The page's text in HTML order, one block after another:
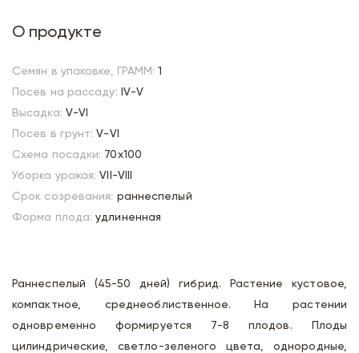
О продукте
Семян в упаковке, ГРАММ: 1
Посев на рассаду: IV-V
Высадка: V-VI
Посев в грунт: V-VI
Схема посадки: 70х100
Уборка урожая: VII-VIII
Срок созревания: раннеспелый
Форма плода: удлиненная
Раннеспелый (45-50 дней) гибрид. Растение кустовое,
компактное, среднеоблиственное. На растении
одновременно формируется 7-8 плодов. Плоды
цилиндрические, светло-зеленого цвета, однородные,